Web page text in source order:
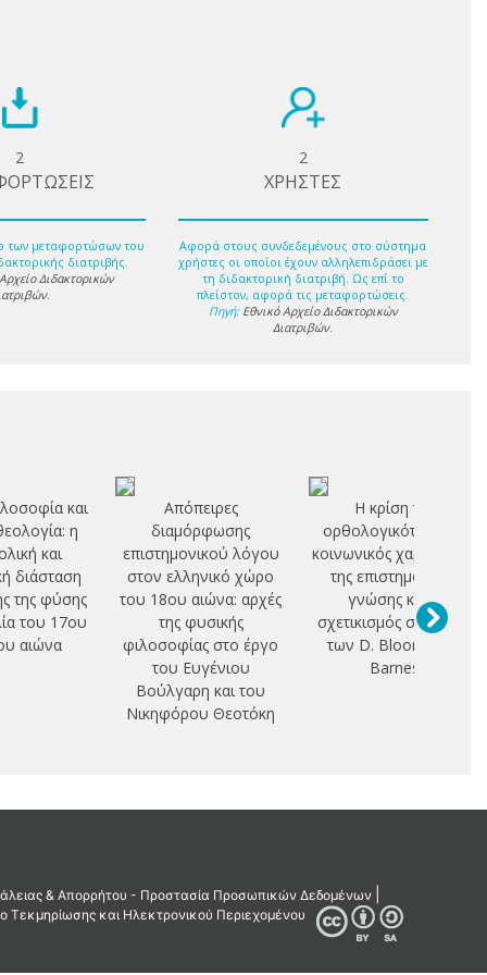
2
των μεταφορτώσων του
διατριβής.
Διδακτορικών
.
2
ΧΡΗΣΤΕΣ
Αφορά στους συνδεδεμένους στο σύστημα
χρήστες οι οποίοι έχουν αλληλεπιδράσει με
τη διδακτορική διατριβή. Ως επί το
πλείστον, αφορά τις μεταφορτώσεις.
Πηγή: Εθνικό Αρχείο Διδακτορικών
Διατριβών.
και
η
και
διάσταση
της φύσης
του 17ου
αιώνα
Απόπειρες
διαμόρφωσης
επιστημονικού λόγου
στον ελληνικό χώρο
του 18ου αιώνα: αρχές
της φυσικής
φιλοσοφίας στο έργο
του Ευγένιου
Βούλγαρη και του
Νικηφόρου Θεοτόκη
Η κρίση της
ορθολογικότητας, ο
κοινωνικός χαρακτήρας
της επιστημονικής
γνώσης και ο
σχετικισμός στο έργο
των D. Bloor και B.
Barnes